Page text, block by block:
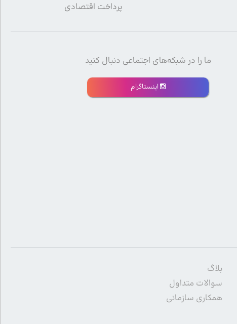
پرداخت اقتصادی
ما را در شبکه‌های اجتماعی دنبال کنید
اینستاگرام
بلاگ
سوالات متداول
همکاری سازمانی